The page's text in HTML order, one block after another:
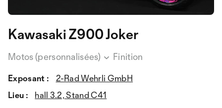
Kawasaki Z900 Joker
Motos (personnalisées) Finition
Exposant :
2-Rad Wehrli GmbH
Lieu :
hall 3.2, Stand C41